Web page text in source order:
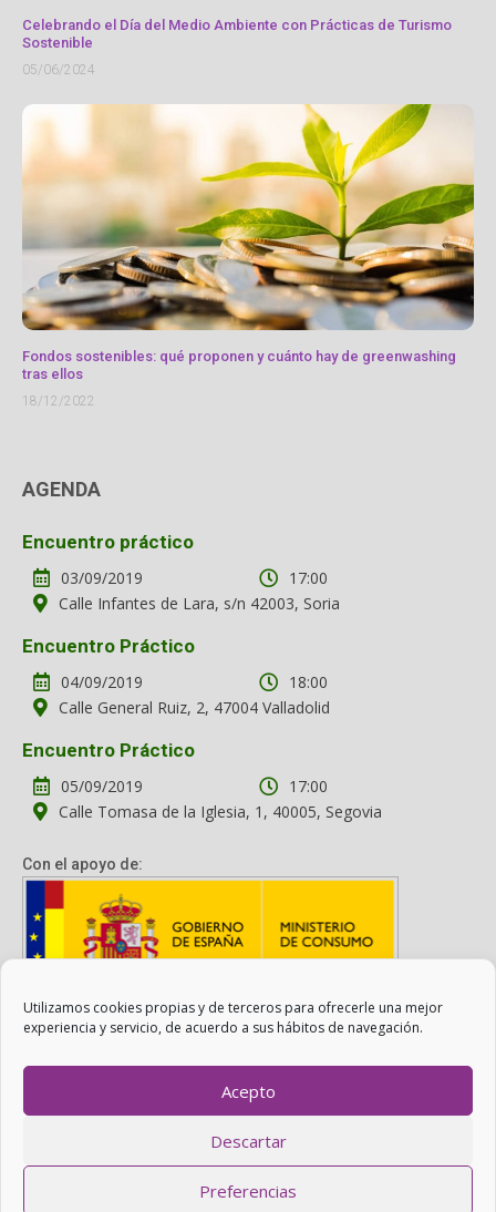
Utilizamos cookies propias y de terceros para ofrecerle una mejor
experiencia y servicio, de acuerdo a sus hábitos de navegación.
Acepto
Descartar
Preferencias
Celebrando el Día del Medio Ambiente con Prácticas de Turismo
Sostenible
05/06/2024
Fondos sostenibles: qué proponen y cuánto hay de greenwashing
tras ellos
18/12/2022
AGENDA
Encuentro práctico
03/09/2019
17:00
Calle Infantes de Lara, s/n 42003, Soria
Encuentro Práctico
04/09/2019
18:00
Calle General Ruiz, 2, 47004 Valladolid
Encuentro Práctico
05/09/2019
17:00
Calle Tomasa de la Iglesia, 1, 40005, Segovia
Con el apoyo de:
Con el apoyo del Ministerio de Consumo. Su contenido es
responsabilidad exclusiva de la asociación.
Realizado conWordPresscon ayuda deAgítalo 3.0.